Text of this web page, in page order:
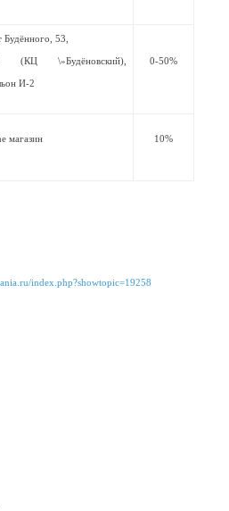
Будённого, 53,
(КЦ \»Будёновский),
И-2
0-50%
магазин 10%
index.php?showtopic=19258